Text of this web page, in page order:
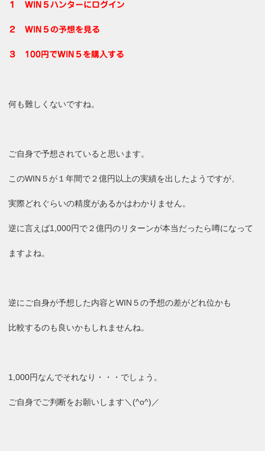
１ WIN５ハンターにログイン
２ WIN５の予想を見る
３ 100円でWIN５を購入する
何も難しくないですね。
ご自身で予想されていると思います。
このWIN５が１年間で２億円以上の実績を出したようですが、
実際どれぐらいの精度があるかはわかりません。
逆に言えば1,000円で２億円のリターンが本当だったら噂になって
ますよね。
逆にご自身が予想した内容とWIN５の予想の差がどれ位かも
比較するのも良いかもしれませんね。
1,000円なんでそれなり・・・でしょう。
ご自身でご判断をお願いします＼(^o^)／